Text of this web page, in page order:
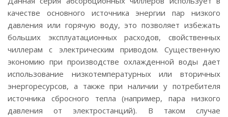
качестве основного источника энергии пар низкого
давления или горячую воду, это позволяет избежать
больших эксплуатационных расходов, свойственных
чиллерам с электрическим приводом. Существенную
экономию при производстве охлажденной воды дает
использование низкотемпературных или вторичных
энергоресурсов, а также при наличии у потребителя
источника сбросного тепла (например, пара низкого
давления от электростанций). В таком случае